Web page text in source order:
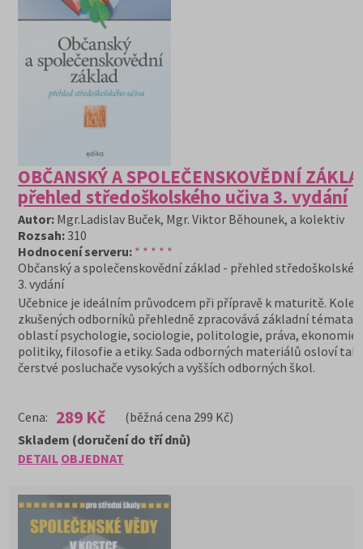
OBČANSKÝ A SPOLEČENSKOVĚDNÍ
přehled středoškolského učiva 3. vydání
Autor: Mgr.Ladislav Buček, Mgr. Viktor Běhounek, a kolektiv
Rozsah: 310
Hodnocení serveru: * * * * *
Občanský a společenskovědní základ - přehled
3. vydání
Učebnice je ideálním průvodcem při přípravě k maturitě.
zkušených odborníků přehledně zpracovává základní témata z
oblastí psychologie, sociologie, politologie, práva, ekonomie,
politiky, filosofie a etiky. Sada odborných materiálů osloví
čerstvé posluchače vysokých a vyšších odborných škol.
Cena: 289 Kč (běžná cena 299 Kč)
DETAIL OBJEDNAT
Skladem (doručení do tří dnů)